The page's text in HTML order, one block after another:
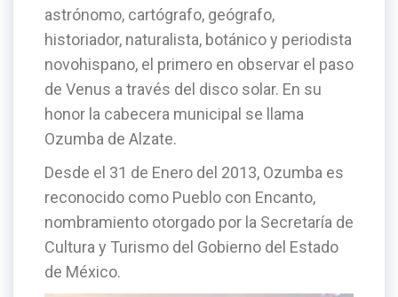
astrónomo, cartógrafo, geógrafo,
historiador, naturalista, botánico y periodista
novohispano, el primero en observar el paso
de Venus a través del disco solar. En su
honor la cabecera municipal se llama
Ozumba de Alzate.
Desde el 31 de Enero del 2013, Ozumba es
reconocido como Pueblo con Encanto,
nombramiento otorgado por la Secretaría de
Cultura y Turismo del Gobierno del Estado
de México.